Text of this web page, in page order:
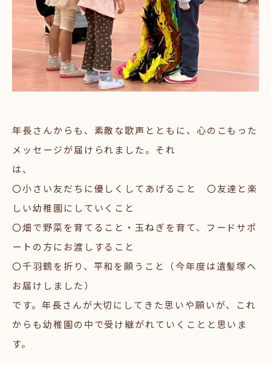
年長さんからも、素敵な歌声とともに、心のこもった
メッセージが届けられました。それ
は
〇小さい友だちに優しくしてあげること 〇友達と楽
しい幼稚園にしていくこと
〇畑で野菜を育てること・玉ねぎを育て、フードサポ
ートの方にお渡しすること
〇千羽鶴を折り、平和を願うこと（今年度は遺髪塚へ
お届けしました）
です。年長さんが大切にしてきた思いや願いが、これ
からも幼稚園の中で受け継がれていくことと思いま
す。